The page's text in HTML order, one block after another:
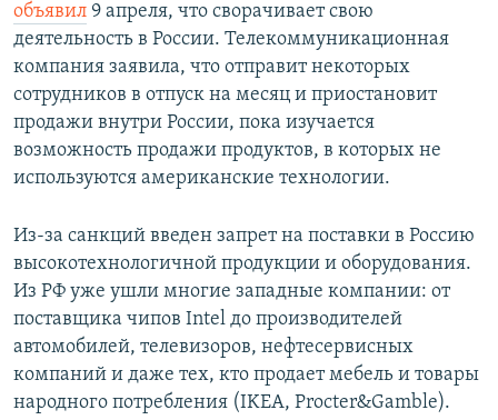
объявил 9 апреля, что сворачивает свою
деятельность в России. Телекоммуникационная
компания заявила, что отправит некоторых
сотрудников в отпуск на месяц и приостановит
продажи внутри России, пока изучается
возможность продажи продуктов, в которых не
используются американские технологии.
Из-за санкций введен запрет на поставки в Россию
высокотехнологичной продукции и оборудования.
Из РФ уже ушли многие западные компании: от
поставщика чипов Intel до производителей
автомобилей, телевизоров, нефтесервисных
компаний и даже тех, кто продает мебель и товары
народного потребления (IKEA, Procter&Gamble).